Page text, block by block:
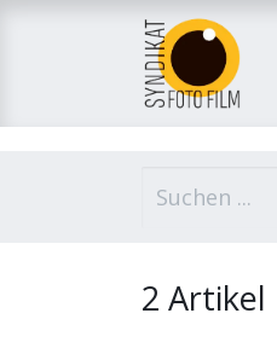
2 Artikel